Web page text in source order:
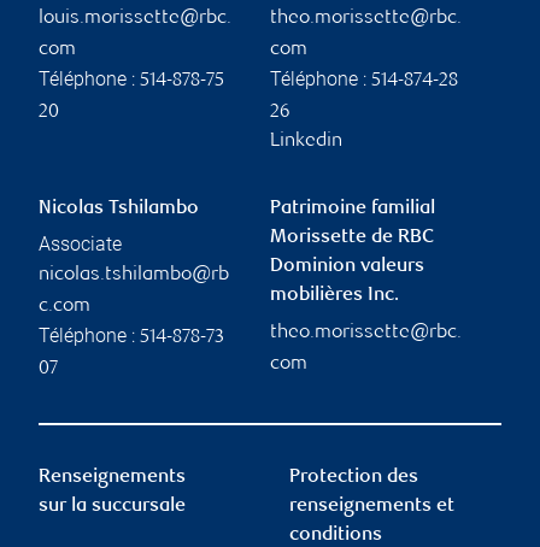
louis.morissette@rbc.
com
Téléphone : 514-878-75
20
theo.morissette@rbc.
com
Téléphone : 514-874-28
26
Linkedin
Nicolas Tshilambo
Associate
nicolas.tshilambo@rb
c.com
Téléphone : 514-878-73
07
Patrimoine familial
Morissette de RBC
Dominion valeurs
mobilières Inc.
theo.morissette@rbc.
com
Renseignements
sur la succursale
Protection des
renseignements et
conditions